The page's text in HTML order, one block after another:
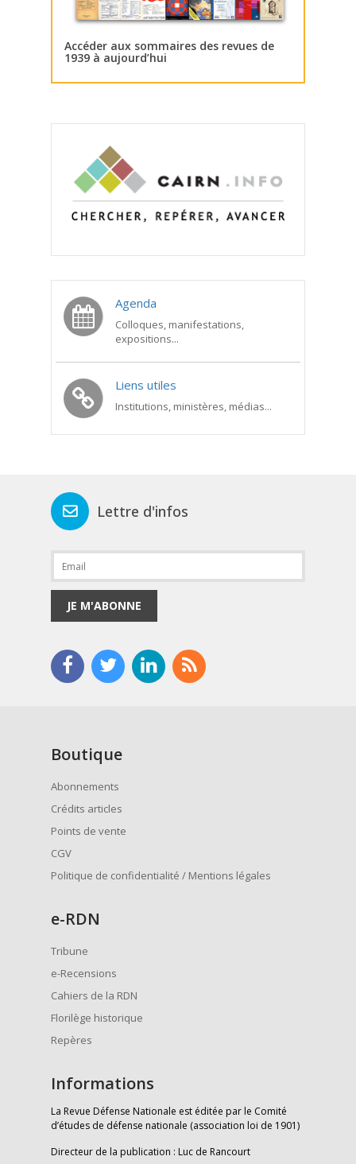
Accéder aux sommaires des revues de
1939 à aujourd’hui
Agenda
Colloques, manifestations,
expositions...
Liens utiles
Institutions, ministères, médias...
Lettre d'infos
JE M'ABONNE
Boutique
Abonnements
Crédits articles
Points de vente
CGV
Politique de confidentialité / Mentions légales
e-RDN
Tribune
e-Recensions
Cahiers de la RDN
Florilège historique
Repères
Informations
La Revue Défense Nationale est éditée par le Comité
d’études de défense nationale (association loi de 1901)
Directeur de la publication : Luc de Rancourt